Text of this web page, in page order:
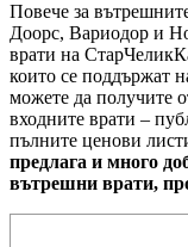
Повече за
Доорс, Вариодор и
врати на
които се поддържат
можете да получите
входните врати –
пълните ценови
предлага и много
вътрешни врати,